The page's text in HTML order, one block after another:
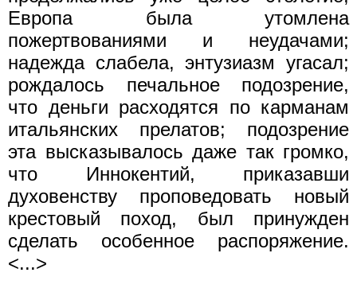
Европа была утомлена
пожертвованиями и неудачами;
надежда слабела, энтузиазм угасал;
рождалось печальное подозрение,
что деньги расходятся по карманам
итальянских прелатов; подозрение
эта высказывалось даже так громко,
что Иннокентий, приказавши
духовенству проповедовать новый
крестовый поход, был принужден
сделать особенное распоряжение.
<...>